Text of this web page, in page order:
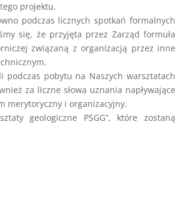
projektu.
podczas licznych spotkań formalnych
się, że przyjęta przez Zarząd formuła
związaną z organizacją przez inne
podczas pobytu na Naszych warsztatach
za liczne słowa uznania napływające
merytoryczny i organizacyjny.
geologiczne PSGG”, które zostaną